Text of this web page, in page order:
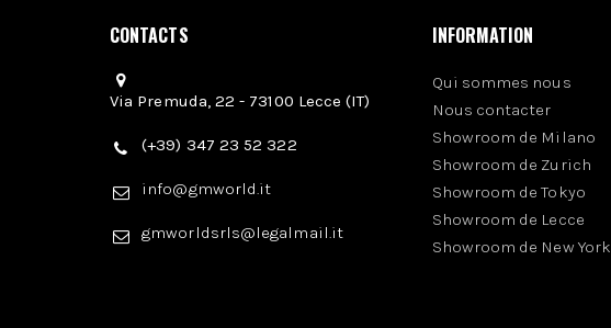
CONTACTS
Via Premuda, 22 - 73100 Lecce (IT)
(+39) 347 23 52 322
info@gmworld.it
gmworldsrls@legalmail.it
INFORMATION
Qui sommes nous
Nous contacter
Showroom de Milano
Showroom de Zurich
Showroom de Tokyo
Showroom de Lecce
Showroom de New York